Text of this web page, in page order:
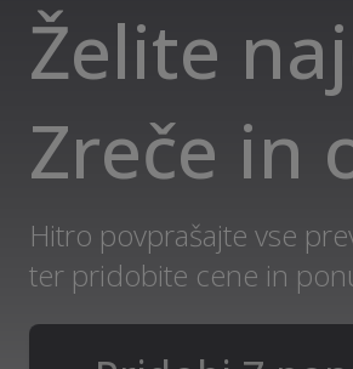
Želite
Zreče in
Hitro povprašajte vse
ter pridobite cene in